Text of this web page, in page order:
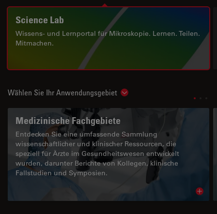
Science Lab
Wissens- und Lernportal für Mikroskopie. Lernen. Teilen.
Mitmachen.
Wählen Sie Ihr Anwendungsgebiet Show subnavigation
Medizinische Fachgebiete
Entdecken Sie eine umfassende Sammlung
wissenschaftlicher und klinischer Ressourcen, die
speziell für Ärzte im Gesundheitswesen entwickelt
wurden, darunter Berichte von Kollegen, klinische
Fallstudien und Symposien.